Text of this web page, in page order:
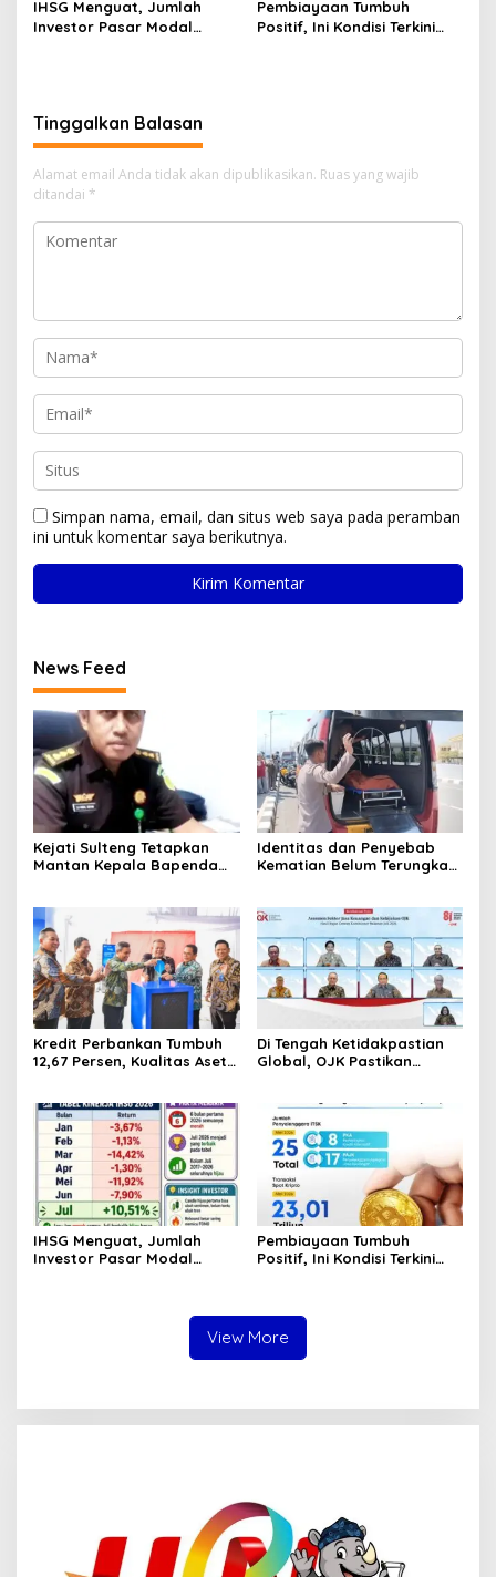
IHSG Menguat, Jumlah
Investor Pasar Modal
Pembiayaan Tumbuh
Positif, Ini Kondisi Terkini
Tinggalkan Balasan
Alamat email Anda tidak akan dipublikasikan. Ruas yang wajib
ditandai *
Simpan nama, email, dan situs web saya pada peramban
ini untuk komentar saya berikutnya.
News Feed
Kejati Sulteng Tetapkan
Mantan Kepala Bapenda
Pertambangan
Identitas dan Penyebab
Kematian Belum Terungkap,
Pantai Lere Palu, Kondisi
Tubuh Sudah Terurai
Dicabik Buaya
Kredit Perbankan Tumbuh
12,67 Persen, Kualitas Aset
Di Tengah Ketidakpastian
Global, OJK Pastikan
IHSG Menguat, Jumlah
Investor Pasar Modal
Pembiayaan Tumbuh
Positif, Ini Kondisi Terkini
View More